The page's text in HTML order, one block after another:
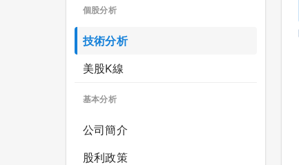
個股分析
技術分析
美股K線
基本分析
公司簡介
股利政策